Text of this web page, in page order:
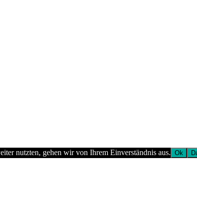
nutzten, gehen wir von Ihrem Einverständnis aus. Ok